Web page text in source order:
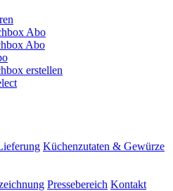
Abo
Abo
erstellen
Küchenzutaten & Gewürze
Pressebereich Kontakt